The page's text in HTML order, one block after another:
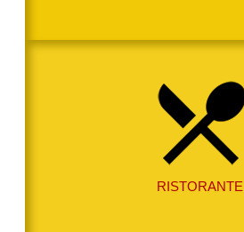
RISTORANTE